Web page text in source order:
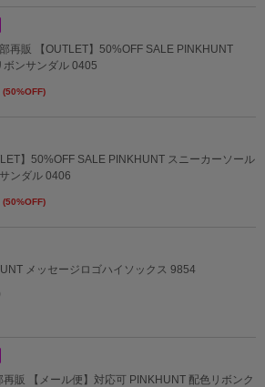
再販 【OUTLET】50%OFF SALE PINKHUNT
ボンサンダル 0405
(50%OFF)
】50%OFF SALE PINKHUNT スニーカーソール
ンダル 0406
(50%OFF)
メッセージロゴハイソックス 9854
再販 【メール便】対応可 PINKHUNT 配色リボンク